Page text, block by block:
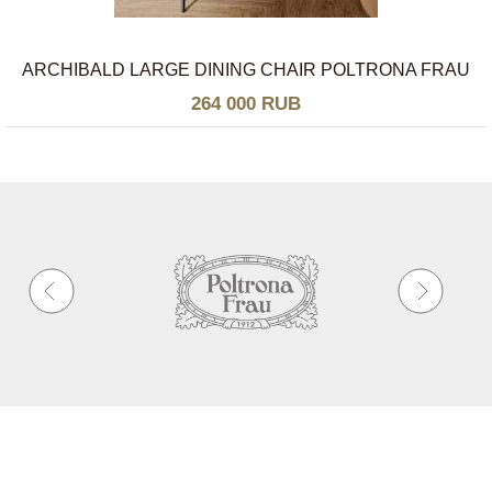
ARCHIBALD LARGE DINING CHAIR POLTRONA FRAU
264 000 RUB